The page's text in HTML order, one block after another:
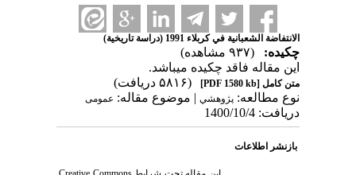
الانتفاضة الشعبانية في كربلاء 1991 (دراسة تاريخية)
چکیده:
(۹۳۷ مشاهده)
این مقاله فاقد چکیده می​باشد.
متن کامل[PDF 1580 kb]
(۵۸۱۶ دریافت)
نوع مطالعه: پژوهشي| موضوع مقاله: عمومى
دریافت: 1400/10/4
بازنشر اطلاعات